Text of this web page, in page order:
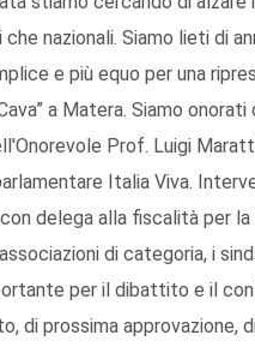
nazionali. Siamo lieti di
e più equo per una
a Matera. Siamo
Prof. Luigi
Italia Viva.
delega alla fiscalità per
di categoria, i
per il dibattito e il
di prossima